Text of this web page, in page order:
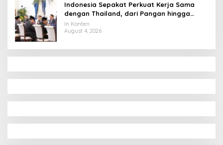
Indonesia Sepakat Perkuat Kerja Sama
dengan Thailand, dari Pangan hingga
Ekonomi Digital
In Konten
August 4, 2026